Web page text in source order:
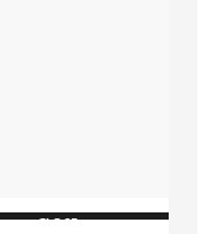
CLOSE